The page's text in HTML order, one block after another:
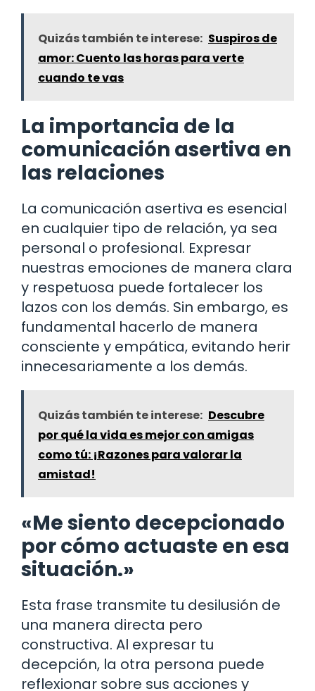
Quizás también te interese: Suspiros de
amor: Cuento las horas para verte
cuando te vas
La importancia de la
comunicación asertiva en
las relaciones
La comunicación asertiva es esencial
en cualquier tipo de relación, ya sea
personal o profesional. Expresar
nuestras emociones de manera clara
y respetuosa puede fortalecer los
lazos con los demás. Sin embargo, es
fundamental hacerlo de manera
consciente y empática, evitando herir
innecesariamente a los demás.
Quizás también te interese: Descubre
por qué la vida es mejor con amigas
como tú: ¡Razones para valorar la
amistad!
«Me siento decepcionado
por cómo actuaste en esa
situación.»
Esta frase transmite tu desilusión de
una manera directa pero
constructiva. Al expresar tu
decepción, la otra persona puede
reflexionar sobre sus acciones y